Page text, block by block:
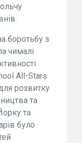
боротьбу з
чималі
All-Stars
розвитку
та
та
було